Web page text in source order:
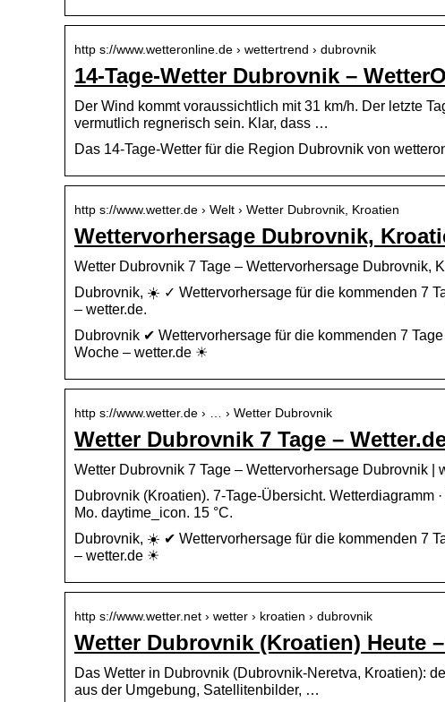
http s://www.wetteronline.de › wettertrend › dubrovnik
14-Tage-Wetter Dubrovnik –
Der Wind kommt voraussichtlich mit 31 km/h. Der letzte
vermutlich regnerisch sein. Klar, dass …
Das 14-Tage-Wetter für die Region Dubrovnik von
http s://www.wetter.de › Welt › Wetter Dubrovnik, Kroatien
Wettervorhersage Dubrovnik,
Wetter Dubrovnik 7 Tage – Wettervorhersage Dubrovnik,
Dubrovnik, ☀️ ✓ Wettervorhersage für die kommenden 7
– wetter.de.
Dubrovnik ✔ Wettervorhersage für die kommenden 7
Woche – wetter.de ☀
http s://www.wetter.de › … › Wetter Dubrovnik
Wetter Dubrovnik 7 Tage –
Wetter Dubrovnik 7 Tage – Wettervorhersage Dubrovnik |
Dubrovnik (Kroatien). 7-Tage-Übersicht. Wetterdiagramm
Mo. daytime_icon. 15 °C.
Dubrovnik, ☀️ ✔ Wettervorhersage für die kommenden 7
– wetter.de ☀
http s://www.wetter.net › wetter › kroatien › dubrovnik
Wetter Dubrovnik (Kroatien) Heute
Das Wetter in Dubrovnik (Dubrovnik-Neretva, Kroatien):
aus der Umgebung, Satellitenbilder, …